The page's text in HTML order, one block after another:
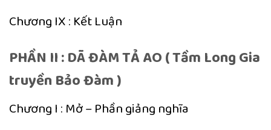
Chương IX : Kết Luận
PHẦN II : DÃ ĐÀM TẢ AO ( Tầm Long Gia
truyền Bảo Đàm )
Chương I : Mở – Phần giảng nghĩa